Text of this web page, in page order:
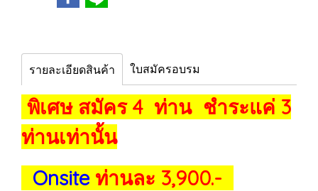
รายละเอียดสินค้า ใบสมัครอบรม
พิเศษ สมัคร 4 ท่าน ชำระแค่ 3
ท่านเท่านั้น
Onsite ท่านละ 3,900.-